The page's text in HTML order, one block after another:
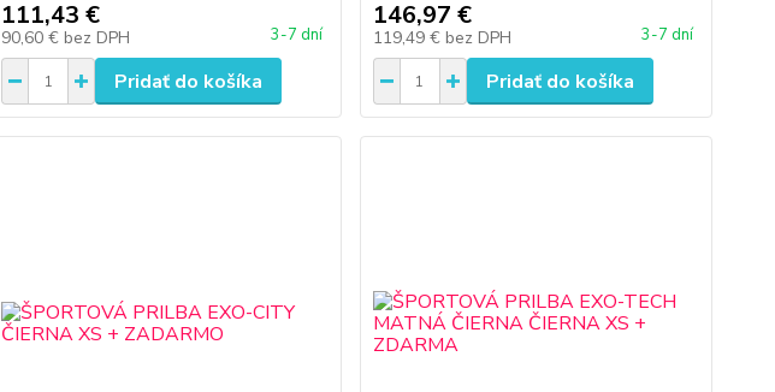
111,43 €
90,60 € bez DPH 3-7 dní
Pridať do košíka
146,97 €
119,49 € bez DPH 3-7 dní
Pridať do košíka